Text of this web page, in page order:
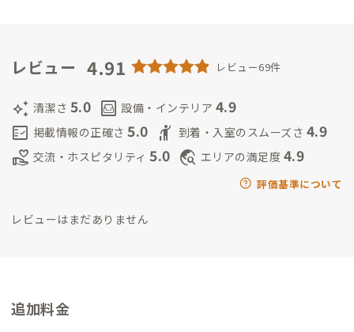
誘がないので気軽で安心保険何でも相談室」の看板をあげたと
店を出してから、大学卒業して帰ってきた次男も手伝ってくれ
ましたので、彼に会社を任せ退任しました。
し、飛騨高山でこんなに幸せになれたことに感謝の気持ちいっ
ぱいで、 社会に、地元に恩返ししたいと思い、令和2年5月に３
階建ての家を購入しボランティアハウスBAKUBAKUを始めまし
がる中部山岳国立公園、世界遺産白川郷、温泉など飛騨高山の
レビュー 4.91 レビュー69件
auto_awesome 清潔さ 5.0 living 設備・インテリア 4.9
fact_check 掲載情報の正確さ 5.0 hail 到着・入室のスムーズさ 4.9
volunteer_activism 交流・ホスピタリティ 5.0 travel_explore エリアの満足度 4.9
評価基準について
レビューはまだありません
追加料金